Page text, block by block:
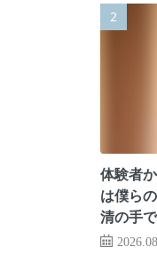
体験者
は僕ら
清の手